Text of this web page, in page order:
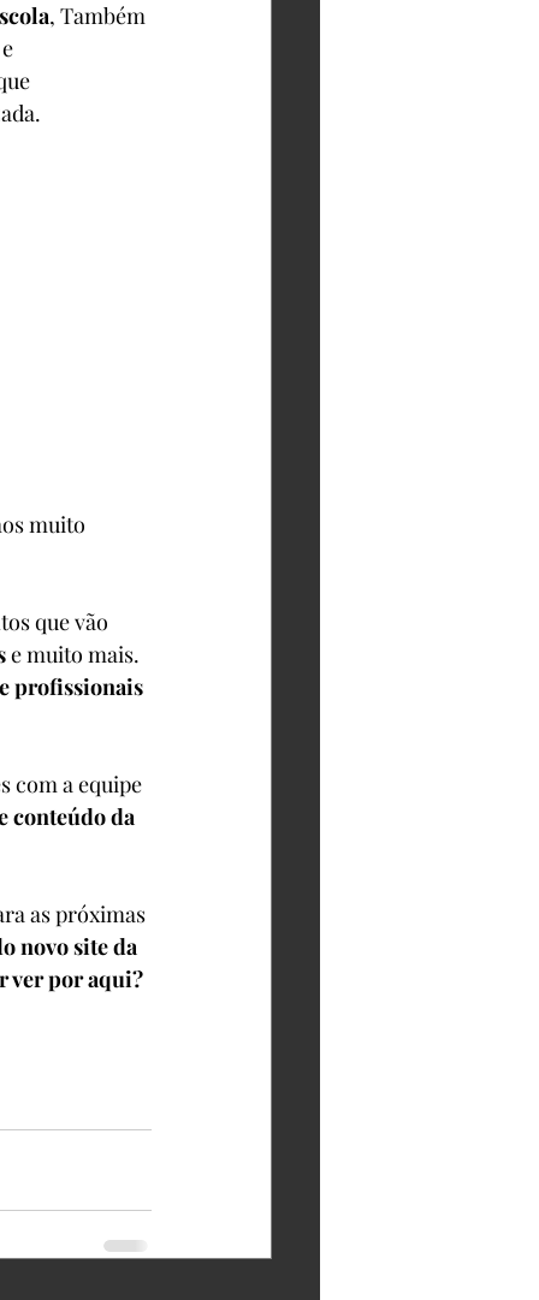
, Também
e
muito
que vão
e muito mais.
profissionais
com a equipe
conteúdo da
as próximas
novo site da
ver por aqui?